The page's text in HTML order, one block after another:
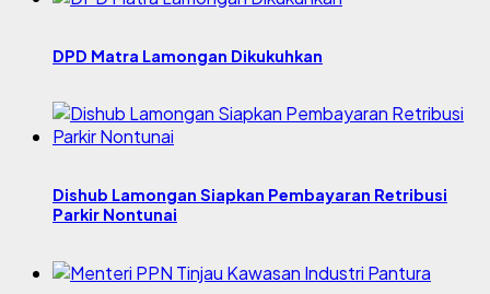
DPD Matra Lamongan Dikukuhkan
Dishub Lamongan Siapkan Pembayaran Retribusi
Parkir Nontunai